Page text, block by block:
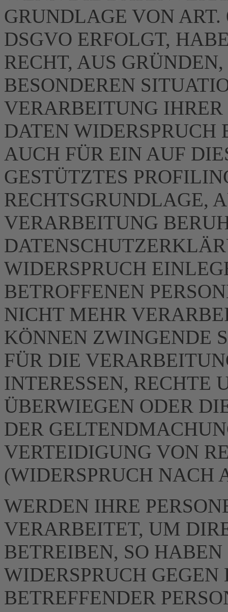
GRUNDLAGE VON
DSGVO ERFOLGT,
RECHT, AUS
BESONDEREN
VERARBEITUNG IHRER
DATEN WIDERSPRUCH
AUCH FÜR EIN AUF
GESTÜTZTES
RECHTSGRUNDLAGE,
VERARBEITUNG
WIDERSPRUCH
BETROFFENEN
NICHT MEHR
KÖNNEN ZWINGENDE
FÜR DIE
INTERESSEN, RECHTE
ÜBERWIEGEN ODER
DER
VERTEIDIGUNG VON
(WIDERSPRUCH NACH
WERDEN IHRE
VERARBEITET, UM
BETREIBEN, SO
WIDERSPRUCH
BETREFFENDER